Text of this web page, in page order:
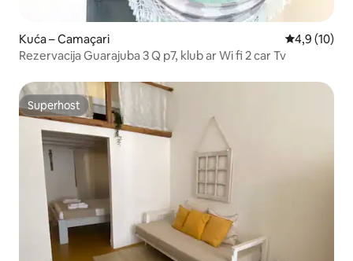
Kuća – Camaçari Prosječna
4,9 (10)
Rezervacija Guarajuba 3 Q p7, klub ar Wi fi 2 car Tv
Superhost
Superhost